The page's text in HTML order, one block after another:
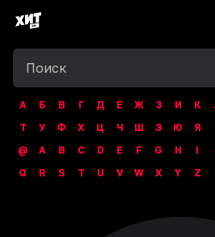
А Б В Г Д Е Ж З И К
Т
У Ф Х Ц Ч Ш Э Ю
Я
@
A B C D E F G H I
Q
R S T U V W X Y Z